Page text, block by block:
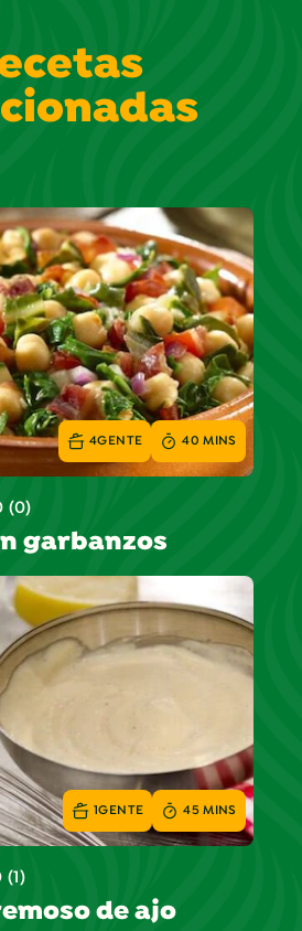
(0)
garbanzos
4GENTE 40 MINS
(1)
de ajo
1GENTE 45 MINS